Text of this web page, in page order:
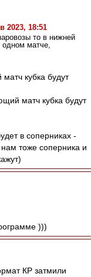
2023, 18:51
то в нижней
одном матче,
кубка будут
матч кубка будут
в соперниках -
тоже соперника и
)))
КР затмили